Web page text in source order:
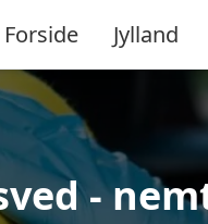
Forside Jylland
-